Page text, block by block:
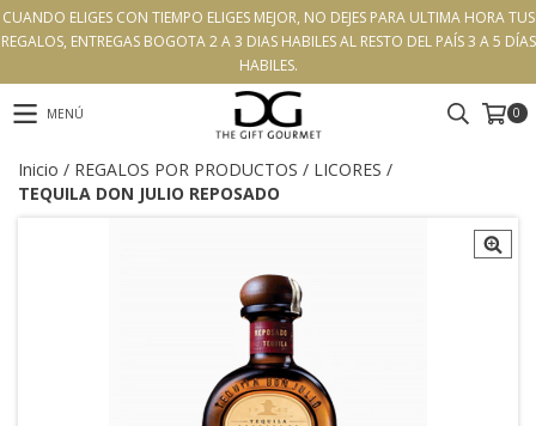
CUANDO ELIGES CON TIEMPO ELIGES MEJOR, NO DEJES PARA ULTIMA HORA TUS
REGALOS, ENTREGAS BOGOTA 2 A 3 DIAS HABILES AL RESTO DEL PAÍS 3 A 5 DÍAS
HABILES.
MENÚ 0
Inicio / REGALOS POR PRODUCTOS / LICORES /
TEQUILA DON JULIO REPOSADO